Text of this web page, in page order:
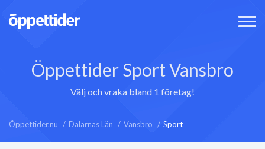
Öppettider Sport Vansbro
Välj och vraka bland 1 företag!
Öppettider.nu Dalarnas Län Vansbro Sport